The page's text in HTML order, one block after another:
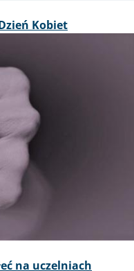
Kobiet
na uczelniach